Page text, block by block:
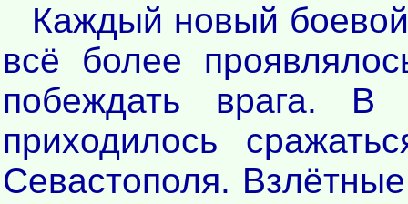
Каждый новый
всё более
побеждать врага. В
приходилось
Севастополя.